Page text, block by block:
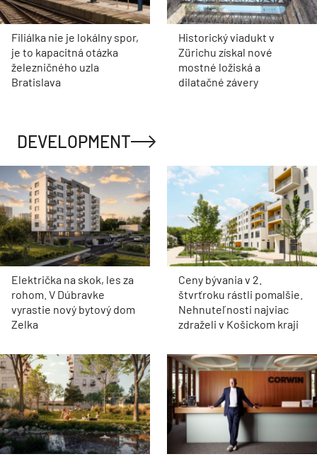
Filiálka nie je lokálny spor,
je to kapacitná otázka
železničného uzla
Bratislava
Historický viadukt v
Zürichu získal nové
mostné ložiská a
dilatačné závery
DEVELOPMENT
Električka na skok, les za
rohom. V Dúbravke
vyrastie nový bytový dom
Zelka
Ceny bývania v 2.
štvrťroku rástli pomalšie.
Nehnuteľnosti najviac
zdraželi v Košickom kraji